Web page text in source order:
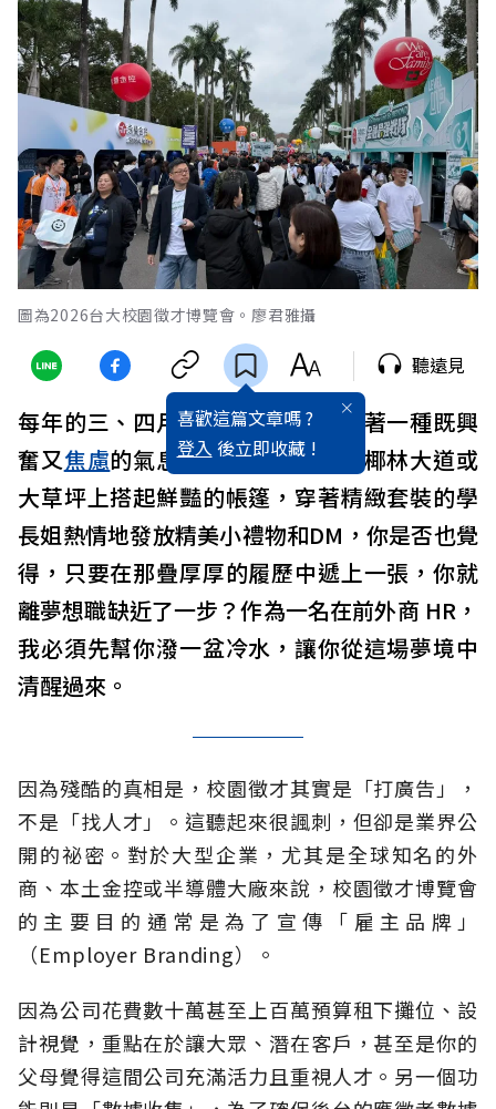
圖為2026台大校園徵才博覽會。廖君雅攝
喜歡這篇文章嗎 ?
登入 後立即收藏 !
聽遠見
每年的三、四月，校園裡總是迷漫著一種既興
奮又焦慮的氣息。看著各大企業在椰林大道或
大草坪上搭起鮮豔的帳篷，穿著精緻套裝的學
長姐熱情地發放精美小禮物和DM，你是否也覺
得，只要在那疊厚厚的履歷中遞上一張，你就
離夢想職缺近了一步？作為一名在前外商 HR，
我必須先幫你潑一盆冷水，讓你從這場夢境中
清醒過來。
因為殘酷的真相是，校園徵才其實是「打廣告」，
不是「找人才」。這聽起來很諷刺，但卻是業界公
開的祕密。對於大型企業，尤其是全球知名的外
商、本土金控或半導體大廠來說，校園徵才博覽會
的主要目的通常是為了宣傳「雇主品牌」
（Employer Branding）。
因為公司花費數十萬甚至上百萬預算租下攤位、設
計視覺，重點在於讓大眾、潛在客戶，甚至是你的
父母覺得這間公司充滿活力且重視人才。另一個功